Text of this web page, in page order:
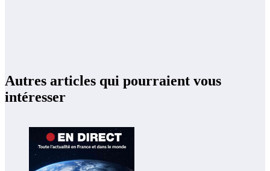
Autres articles qui pourraient vous
intéresser